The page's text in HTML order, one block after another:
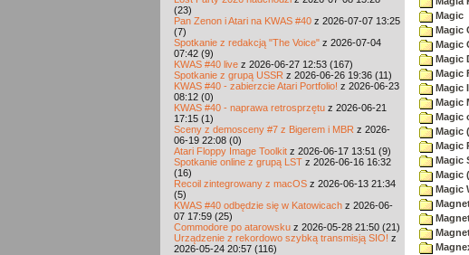
(23)
Pan Zenon i Atari na KWAS #40 z 2026-07-07 13:25
(7)
Spotkanie z redakcją "The Voice" z 2026-07-04
07:42 (9)
KWAS #40 live z 2026-06-27 12:53 (167)
Spotkanie z grupą USSR z 2026-06-26 19:36 (11)
KWAS #40 - zabierzcie Atari Portfolio! z 2026-06-23
08:12 (0)
KWAS #40 - naprawa retrosprzętu z 2026-06-21
17:15 (1)
Sceny z demosceny #7 z Bigerem i MBR z 2026-
06-19 22:08 (0)
Atari Floppy Image Toolkit z 2026-06-17 13:51 (9)
Spotkanie online z grupą LST z 2026-06-16 16:32
(16)
Recoil zintegrowany z macOS z 2026-06-13 21:34
(5)
KWAS #40 odbędzie się w Katowicach z 2026-06-
07 17:59 (25)
Commodore po atarowsku z 2026-05-28 21:50 (21)
Urządzenie z rekordowo szybką transmisją SIO! z
2026-05-24 20:57 (116)
Magic
Magic
Magic
Magic
Magic
Magic
Magic
Magic
Magic
Magic
Magic
Magic
Magic